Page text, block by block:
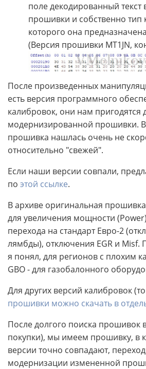
поле декодированный
прошивки и собственно тип
которого она
(Версия прошивки MT1JN,
После произведенных
есть версия программного
калибровок, они нам пригодятся
модернизированной прошивки.
прошивка нашлась очень не
относительно "свежей".
Если наши версии совпали,
по этой ссылке.
В архиве оригинальная
для увеличения мощности
перехода на стандарт Евро-2
лямбды), отключения EGR и Misf.
я понял, для регионов с плохим
GBO - для газобалонного
Для других версий калибровок
прошивки можно скачать в
После долгого поиска прошивок
покупки), мы имеем прошивку, в
версии точно совпадают,
модернизации измененной